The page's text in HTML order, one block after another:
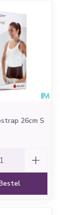
26cm S